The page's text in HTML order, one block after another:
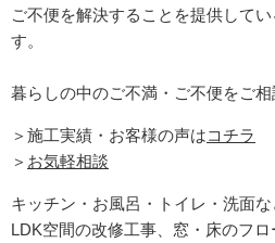
ご不便を解決することを提供して
す。
暮らしの中のご不満・ご不便をご相
＞施工実績・お客様の声はコチラ
＞ お気軽相談
キッチン・お風呂・トイレ・洗面
LDK空間の改修工事、窓・床のフ